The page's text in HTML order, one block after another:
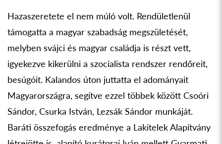
Hazaszeretete el nem múló volt. Rendületlenül
támogatta a magyar szabadság megszületését,
melyben svájci és magyar családja is részt vett,
igyekezve kikerülni a szocialista rendszer rendőreit,
besúgóit. Kalandos úton juttatta el adományait
Magyarországra, segítve ezzel többek között Csoóri
Sándor, Csurka István, Lezsák Sándor munkáját.
Baráti összefogás eredménye a Lakitelek Alapítvány